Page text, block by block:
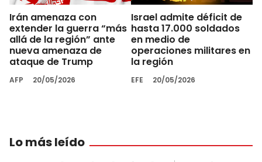
Irán amenaza con
extender la guerra “más
allá de la región” ante
nueva amenaza de
ataque de Trump
AFP 20/05/2026
Israel admite déficit de
hasta 17.000 soldados
en medio de
operaciones militares en
la región
EFE 20/05/2026
Lo más leído